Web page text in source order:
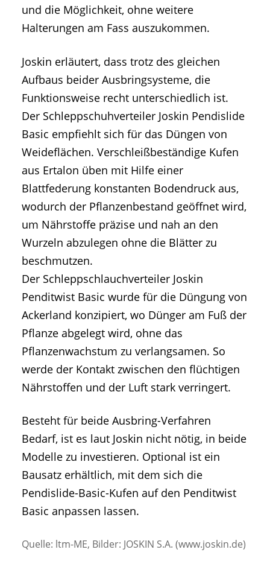
und die Möglichkeit, ohne weitere
Halterungen am Fass auszukommen.
Joskin erläutert, dass trotz des gleichen
Aufbaus beider Ausbringsysteme, die
Funktionsweise recht unterschiedlich ist.
Der Schleppschuhverteiler Joskin Pendislide
Basic empfiehlt sich für das Düngen von
Weideflächen. Verschleißbeständige Kufen
aus Ertalon üben mit Hilfe einer
Blattfederung konstanten Bodendruck aus,
wodurch der Pflanzenbestand geöffnet wird,
um Nährstoffe präzise und nah an den
Wurzeln abzulegen ohne die Blätter zu
beschmutzen.
Der Schleppschlauchverteiler Joskin
Penditwist Basic wurde für die Düngung von
Ackerland konzipiert, wo Dünger am Fuß der
Pflanze abgelegt wird, ohne das
Pflanzenwachstum zu verlangsamen. So
werde der Kontakt zwischen den flüchtigen
Nährstoffen und der Luft stark verringert.
Besteht für beide Ausbring-Verfahren
Bedarf, ist es laut Joskin nicht nötig, in beide
Modelle zu investieren. Optional ist ein
Bausatz erhältlich, mit dem sich die
Pendislide-Basic-Kufen auf den Penditwist
Basic anpassen lassen.
Quelle: ltm-ME, Bilder: JOSKIN S.A. (www.joskin.de)